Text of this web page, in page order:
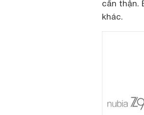
cẩn thận.
khác.